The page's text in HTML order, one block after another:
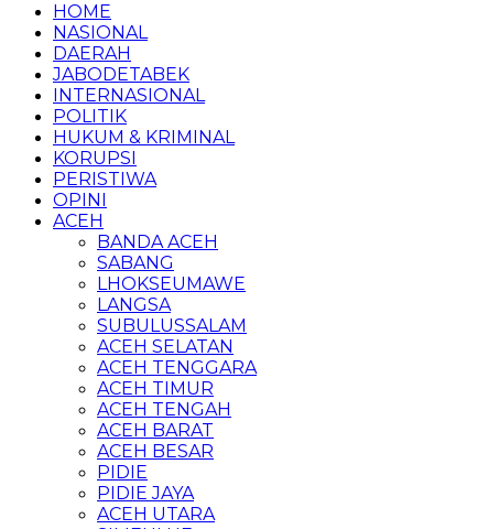
HOME
NASIONAL
DAERAH
JABODETABEK
INTERNASIONAL
POLITIK
HUKUM & KRIMINAL
KORUPSI
PERISTIWA
OPINI
ACEH
BANDA ACEH
SABANG
LHOKSEUMAWE
LANGSA
SUBULUSSALAM
ACEH SELATAN
ACEH TENGGARA
ACEH TIMUR
ACEH TENGAH
ACEH BARAT
ACEH BESAR
PIDIE
PIDIE JAYA
ACEH UTARA